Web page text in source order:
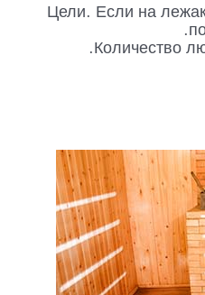
Цели. Если на
Количество